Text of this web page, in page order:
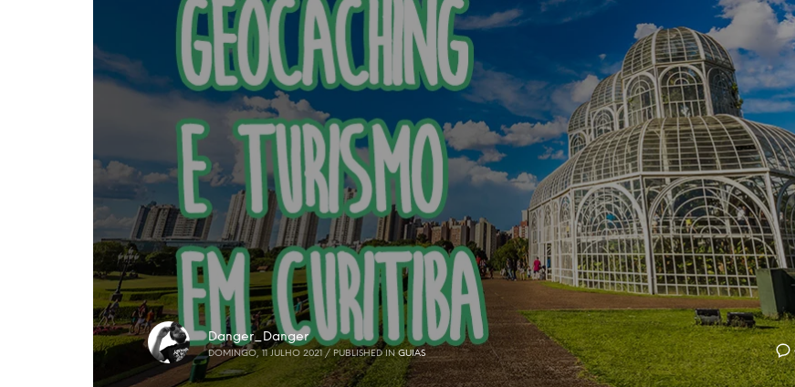
Danger_Danger
DOMINGO, 11 JULHO 2021 / PUBLISHED IN GUIAS